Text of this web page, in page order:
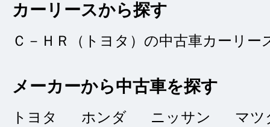
★★★ ★★
3
タイトルなし
カーリースから探す
Ｃ－ＨＲ（トヨタ）の中古車カーリー
メーカーから中古車を探す
トヨタ ホンダ ニッサン
マツ